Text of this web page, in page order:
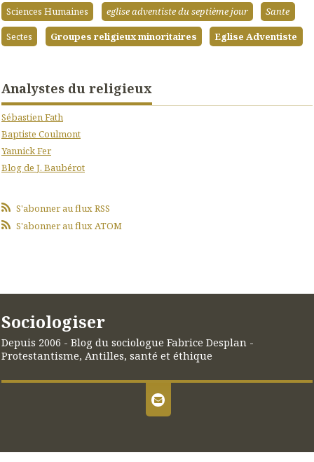
Sciences Humaines
eglise adventiste du septième jour
Sante
Sectes
Groupes religieux minoritaires Eglise Adventiste
Analystes du religieux
Sébastien Fath
Baptiste Coulmont
Yannick Fer
Blog de J. Baubérot
S'abonner au flux RSS
S'abonner au flux ATOM
Sociologiser
Depuis 2006 - Blog du sociologue Fabrice Desplan -
Protestantisme, Antilles, santé et éthique